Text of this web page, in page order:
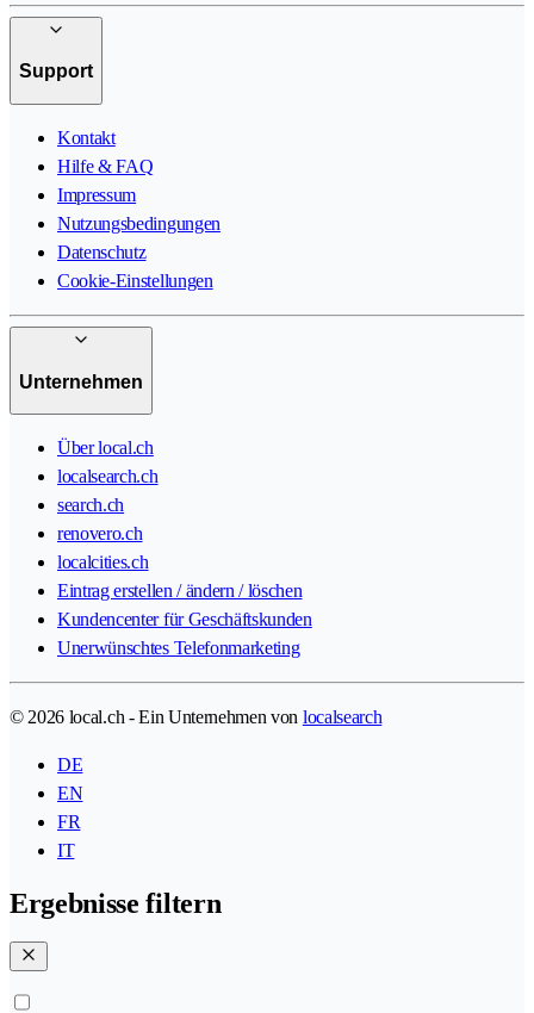
Support
Kontakt
Hilfe & FAQ
Impressum
Nutzungsbedingungen
Datenschutz
Cookie-Einstellungen
Unternehmen
Über local.ch
localsearch.ch
search.ch
renovero.ch
localcities.ch
Eintrag erstellen / ändern / löschen
Kundencenter für Geschäftskunden
Unerwünschtes Telefonmarketing
© 2026 local.ch - Ein Unternehmen von localsearch
DE
EN
FR
IT
Ergebnisse filtern